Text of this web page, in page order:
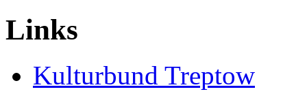
Links
Kulturbund Treptow